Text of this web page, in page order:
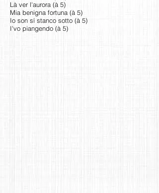
Là ver l'aurora (à 5)
Mia benigna fortuna (à 5)
Io son sí stanco sotto (à 5)
I'vo piangendo (à 5)